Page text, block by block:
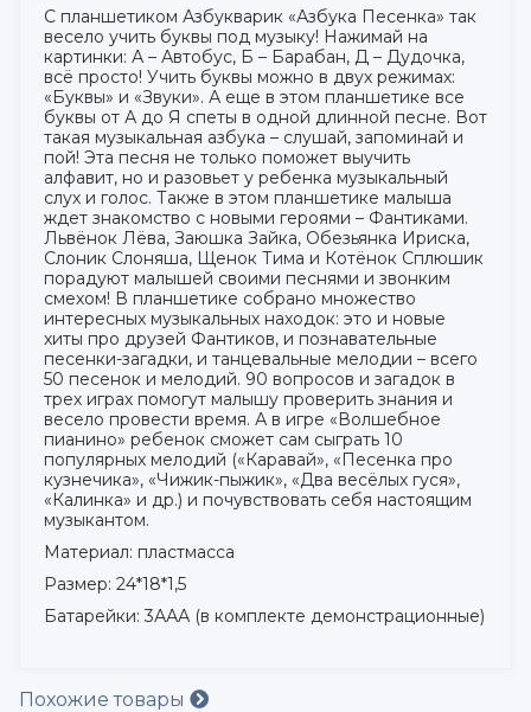
С планшетиком Азбукварик «Азбука Песенка» так
весело учить буквы под музыку! Нажимай на
картинки: А – Автобус, Б – Барабан, Д – Дудочка,
всё просто! Учить буквы можно в двух режимах:
«Буквы» и «Звуки». А еще в этом планшетике все
буквы от А до Я спеты в одной длинной песне. Вот
такая музыкальная азбука – слушай, запоминай и
пой! Эта песня не только поможет выучить
алфавит, но и разовьет у ребенка музыкальный
слух и голос. Также в этом планшетике малыша
ждет знакомство с новыми героями – Фантиками.
Львёнок Лёва, Заюшка Зайка, Обезьянка Ириска,
Слоник Слоняша, Щенок Тима и Котёнок Сплюшик
порадуют малышей своими песнями и звонким
смехом! В планшетике собрано множество
интересных музыкальных находок: это и новые
хиты про друзей Фантиков, и познавательные
песенки-загадки, и танцевальные мелодии – всего
50 песенок и мелодий. 90 вопросов и загадок в
трех играх помогут малышу проверить знания и
весело провести время. А в игре «Волшебное
пианино» ребенок сможет сам сыграть 10
популярных мелодий («Каравай», «Песенка про
кузнечика», «Чижик-пыжик», «Два весёлых гуся»,
«Калинка» и др.) и почувствовать себя настоящим
музыкантом.
Материал: пластмасса
Размер: 24*18*1,5
Батарейки: 3ААА (в комплекте демонстрационные)
Похожие товары